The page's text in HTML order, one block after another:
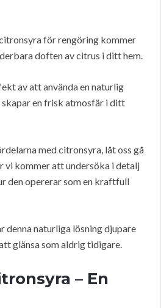
för rengöring kommer
doften av citrus i ditt hem.
av att använda en naturlig
en frisk atmosfär i ditt
med citronsyra, låt oss gå
vi kommer att undersöka i detalj
den opererar som en kraftfull
denna naturliga lösning djupare
glänsa som aldrig tidigare.
– En